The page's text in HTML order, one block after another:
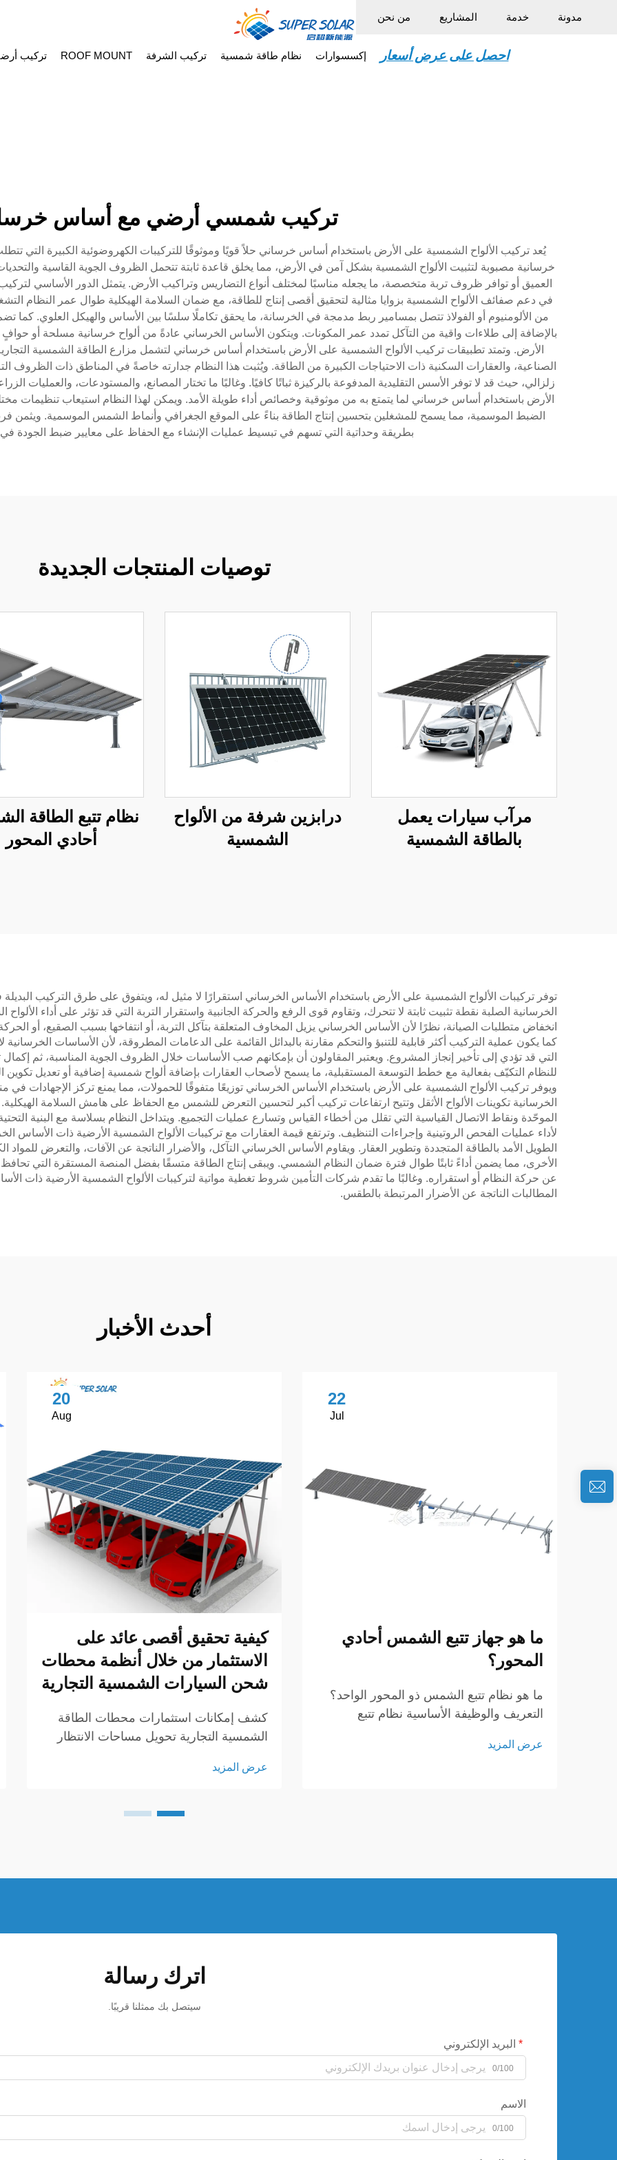
من نحن المشاريع خدمة مدونة
تركيب ROOF MOUNT تركيب الشرفة نظام طاقة شمسية إكسسوارات احصل على عرض أسعار
تركيب شمسي أرضي مع أساس
يُعد تركيب الألواح الشمسية على الأرض باستخدام أساس خرساني حلاً قويًا وموثوقًا للتركيبات الكهروضوئية الكبيرة التي
خرسانية مصبوبة لتثبيت الألواح الشمسية بشكل آمن في الأرض، مما يخلق قاعدة ثابتة تتحمل الظروف الجوية القاسية
العميق أو توافر ظروف تربة متخصصة، ما يجعله مناسبًا لمختلف أنواع التضاريس وتراكيب الأرض. يتمثل الدور الأساسي
في دعم صفائف الألواح الشمسية بزوايا مثالية لتحقيق أقصى إنتاج للطاقة، مع ضمان السلامة الهيكلية طوال عمر النظام
من الألومنيوم أو الفولاذ تتصل بمسامير ربط مدمجة في الخرسانة، ما يحقق تكاملًا سلسًا بين الأساس والهيكل العلوي. كما
بالإضافة إلى طلاءات واقية من التآكل تمدد عمر المكونات. ويتكون الأساس الخرساني عادةً من ألواح خرسانية مسلحة أو
الأرض. وتمتد تطبيقات تركيب الألواح الشمسية على الأرض باستخدام أساس خرساني لتشمل مزارع الطاقة الشمسية
الصناعية، والعقارات السكنية ذات الاحتياجات الكبيرة من الطاقة. ويُثبت هذا النظام جدارته خاصةً في المناطق ذات الظروف
زلزالي، حيث قد لا توفر الأسس التقليدية المدفوعة بالركيزة ثباتًا كافيًا. وغالبًا ما تختار المصانع، والمستودعات، والعمليات
الأرض باستخدام أساس خرساني لما يتمتع به من موثوقية وخصائص أداء طويلة الأمد. ويمكن لهذا النظام استيعاب تنظيمات مختلفة
الضبط الموسمية، مما يسمح للمشغلين بتحسين إنتاج الطاقة بناءً على الموقع الجغرافي وأنماط الشمس الموسمية. ويثمن
بطريقة وحداتية التي تسهم في تبسيط عمليات الإنشاء مع الحفاظ على معايير ضبط الجودة في
توصيات المنتجات الجديدة
مرآب سيارات يعمل
بالطاقة الشمسية
درابزين شرفة من الألواح
الشمسية
نظام تتبع الطاقة
أحادي المحور
توفر تركيبات الألواح الشمسية على الأرض باستخدام الأساس الخرساني استقرارًا لا مثيل له، ويتفوق على طرق التركيب
الخرسانية الصلبة نقطة تثبيت ثابتة لا تتحرك، وتقاوم قوى الرفع والحركة الجانبية واستقرار التربة التي قد تؤثر على أداء
انخفاض متطلبات الصيانة، نظرًا لأن الأساس الخرساني يزيل المخاوف المتعلقة بتآكل التربة، أو انتفاخها بسبب الصقيع، أو
كما يكون عملية التركيب أكثر قابلية للتنبؤ والتحكم مقارنة بالبدائل القائمة على الدعامات المطروقة، لأن الأساسات
التي قد تؤدي إلى تأخير إنجاز المشروع. ويعتبر المقاولون أن بإمكانهم صب الأساسات خلال الظروف الجوية المناسبة، ثم
للنظام التكيّف بفعالية مع خطط التوسعة المستقبلية، ما يسمح لأصحاب العقارات بإضافة ألواح شمسية إضافية أو تعديل
ويوفر تركيب الألواح الشمسية على الأرض باستخدام الأساس الخرساني توزيعًا متفوقًا للحمولات، مما يمنع تركز الإجهادات
الخرسانية تكوينات الألواح الأثقل وتتيح ارتفاعات تركيب أكبر لتحسين التعرض للشمس مع الحفاظ على هامش السلامة
الموحّدة ونقاط الاتصال القياسية التي تقلل من أخطاء القياس وتسارع عمليات التجميع. ويتداخل النظام بسلاسة مع البنية
لأداء عمليات الفحص الروتينية وإجراءات التنظيف. وترتفع قيمة العقارات مع تركيبات الألواح الشمسية الأرضية ذات الأساس
الطويل الأمد بالطاقة المتجددة وتطوير العقار. ويقاوم الأساس الخرساني التآكل، والأضرار الناتجة عن الآفات، والتعرض للمواد
الأخرى، مما يضمن أداءً ثابتًا طوال فترة ضمان النظام الشمسي. ويبقى إنتاج الطاقة متسقًا بفضل المنصة المستقرة التي تحافظ
عن حركة النظام أو استقراره. وغالبًا ما تقدم شركات التأمين شروط تغطية مواتية لتركيبات الألواح الشمسية الأرضية ذات
المطالبات الناتجة عن الأضرار المرتبطة بالطقس.
أحدث الأخبار
22
Jul
ما هو جهاز تتبع الشمس أحادي
المحور؟
ما هو نظام تتبع الشمس ذو المحور الواحد؟
التعريف والوظيفة الأساسية نظام تتبع
يُصمم لتعزيز كفاءة أنظمة الطاقة الشمسية
عرض المزيد
20
Aug
كيفية تحقيق أقصى عائد على
الاستثمار من خلال أنظمة محطات
شحن السيارات الشمسية التجارية
كشف إمكانات استثمارات محطات الطاقة
الشمسية التجارية تحويل مساحات الانتظار
لأصحاب العقارات والشركات ذات المساحات
الطاقة الشمسية لا تمثل مجرد ترقية للطاقة
عرض المزيد
اترك رسالة
سيتصل بك ممثلنا قريبًا.
البريد الإلكتروني
0/100
الاسم
0/100